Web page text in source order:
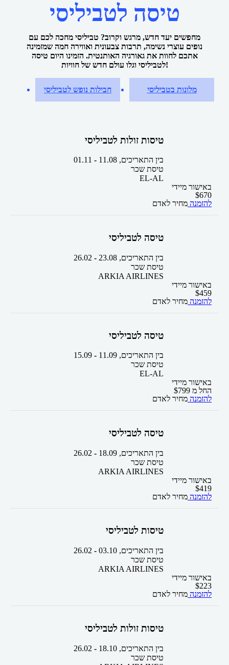
טיסה לטביליסי
מחפשים יעד חדש, מרגש וקרוב? טביליסי מחכה לכם עם
נופים עוצרי נשימה, תרבות צבעונית ואווירה חמה שמזמינה
אתכם לחוות את גאורגיה האותנטית. הזמינו היום טיסה
לטביליסי וגלו עולם חדש של חוויות!
חבילות נופש לטביליסי מלונות בטביליסי
טיסות זולות לטביליסי
בין התאריכים, -
01.11
טיסת שכר
EL-AL
באישור מיידי
$670
להזמנה מחיר לאדם
טיסה לטביליסי
בין התאריכים, -
26.02
טיסת שכר
ARKIA AIRLINES
באישור מיידי
$459
להזמנה מחיר לאדם
טיסה לטביליסי
בין התאריכים, -
15.09
טיסת שכר
EL-AL
באישור מיידי
החל מ
$799
להזמנה מחיר לאדם
טיסה לטביליסי
בין התאריכים, -
26.02
טיסת שכר
ARKIA AIRLINES
באישור מיידי
$419
להזמנה מחיר לאדם
טיסות לטביליסי
בין התאריכים, -
26.02
טיסת שכר
ARKIA AIRLINES
באישור מיידי
$223
להזמנה מחיר לאדם
טיסות זולות לטביליסי
בין התאריכים, -
26.02
טיסת שכר